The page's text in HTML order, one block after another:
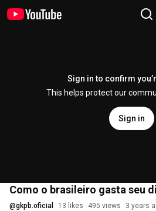
Sign in to confirm
This helps protect our
Sign in
Como o brasileiro gasta seu
@gkpb.oficial 13 likes 495 views 3 years